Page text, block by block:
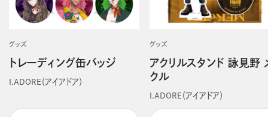
グッズ
トレーディング缶バッジ
I.ADORE（アイアドア）
グッズ
アクリルスタンド 詠見野
クル
I.ADORE（アイアドア）